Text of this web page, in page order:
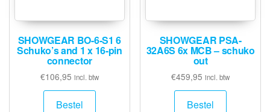
SHOWGEAR BO-6-S1 6
Schuko’s and 1 x 16-pin
connector
€106,95 incl. btw
Bestel
SHOWGEAR PSA-
32A6S 6x MCB – schuko
out
€459,95 incl. btw
Bestel